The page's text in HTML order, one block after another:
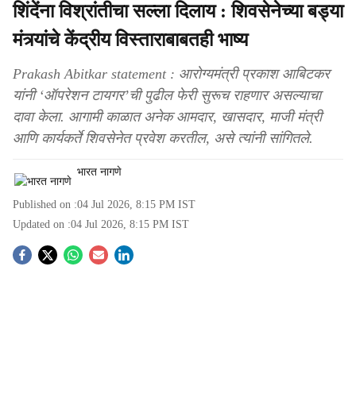
शिंदेंना विश्रांतीचा सल्ला दिलाय : शिवसेनेच्या बड्या
मंत्र्यांचे केंद्रीय विस्ताराबाबतही भाष्य
Prakash Abitkar statement : आरोग्यमंत्री प्रकाश आबिटकर
यांनी ‘ऑपरेशन टायगर’ची पुढील फेरी सुरूच राहणार असल्याचा
दावा केला. आगामी काळात अनेक आमदार, खासदार, माजी मंत्री
आणि कार्यकर्ते शिवसेनेत प्रवेश करतील, असे त्यांनी सांगितले.
भारत नागणे
Published on :04 Jul 2026, 8:15 PM IST
Updated on :04 Jul 2026, 8:15 PM IST
S